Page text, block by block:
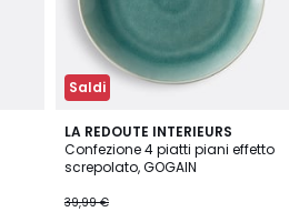
Saldi
LA REDOUTE INTERIEURS
Confezione 4 piatti piani effetto
screpolato, GOGAIN
39,99 €
4,2
/ 5
3
Colori